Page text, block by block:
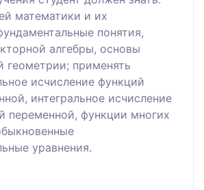
математики и их
понятия,
алгебры, основы
геометрии; применять
исчисление функций
интегральное исчисление
переменной, функции многих
уравнения.